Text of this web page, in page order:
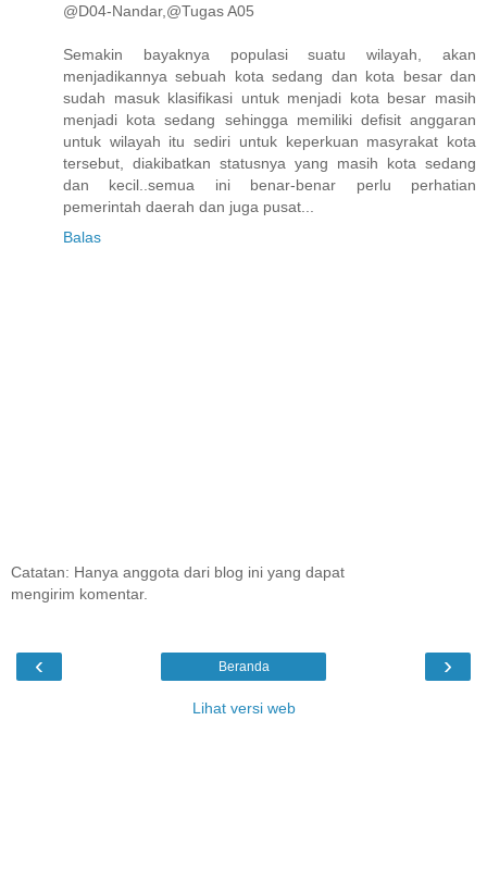
@D04-Nandar,@Tugas A05
Semakin bayaknya populasi suatu wilayah, akan
menjadikannya sebuah kota sedang dan kota besar dan
sudah masuk klasifikasi untuk menjadi kota besar masih
menjadi kota sedang sehingga memiliki defisit anggaran
untuk wilayah itu sediri untuk keperkuan masyrakat kota
tersebut, diakibatkan statusnya yang masih kota sedang
dan kecil..semua ini benar-benar perlu perhatian
pemerintah daerah dan juga pusat...
Balas
Catatan: Hanya anggota dari blog ini yang dapat
mengirim komentar.
‹ ›
Beranda
Lihat versi web